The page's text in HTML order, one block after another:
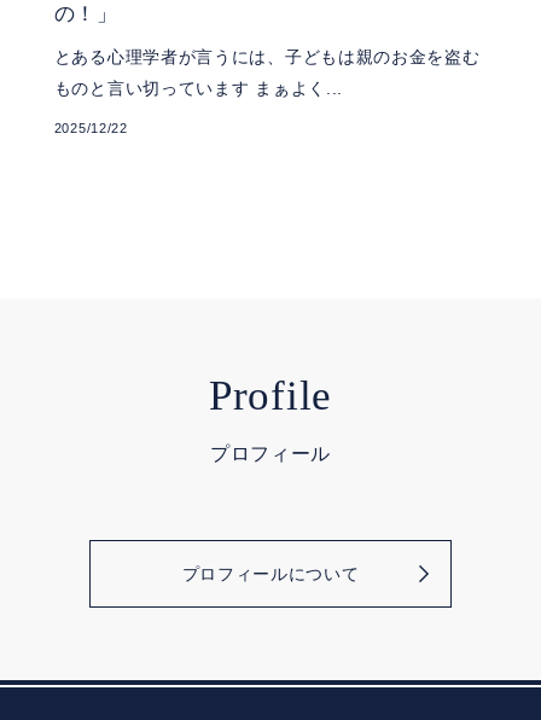
の！」
とある心理学者が言うには、子どもは親のお金を盗む
ものと言い切っています まぁよく...
2025/12/22
Profile
プロフィール
プロフィールについて